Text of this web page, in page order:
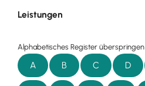
Leistungen
Alphabetisches Register überspringen
A B C D